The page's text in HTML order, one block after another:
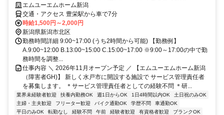
エムユーエムホーム新潟
交通・アクセス 豊栄駅から車で7分
時給1,500円～2,000円
新潟県新潟市北区
勤務時間詳細 9:00~17:00 (うち2時間から可能) 【勤務例】
A.9:00~12:00 B.13:00~15:00 C.15:00~17:00 ※9:00～17:00の中で勤
務時間を調整...
仕事内容 ＼ 2026年11月オープン予定 ／ 【エムユーエムホーム新潟
（障害者GH)】 新しく水戸市に開設する施設で サービス管理責任者
を募集します。 ＊サービス管理責任者としての経験不問 ＊研...
業界未経験者歓迎 扶養内勤務OK 週1日からOK 1日4時間以内OK
土日祝のみOK
主婦・主夫歓迎
フリーター歓迎 バイク通勤OK 学歴不問
車通勤OK
平日のみOK
転勤なし 経験不問 午前 経験者歓迎 有資格者歓迎
ブランクOK